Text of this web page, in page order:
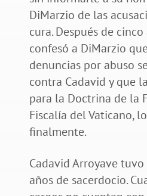
DiMarzio de las
cura. Después de
confesó a DiMarzio
denuncias por abuso
contra Cadavid y que
para la Doctrina de la
Fiscalía del Vaticano,
finalmente.
Cadavid Arroyave
años de sacerdocio.